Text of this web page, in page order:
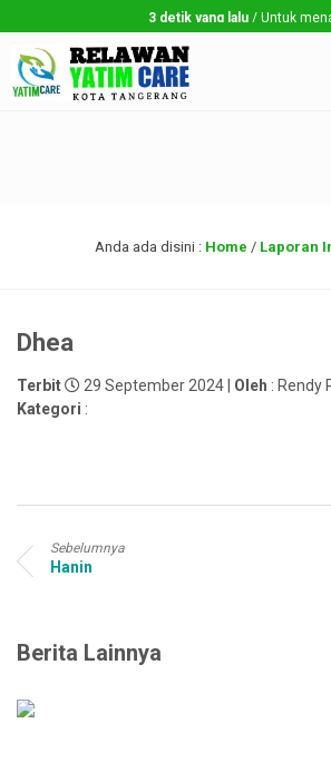
3 detik yang lalu / Untuk
Anda ada disini : Home / Laporan
Dhea
Terbit 29 September 2024 | Oleh : Rendy
Kategori :
Sebelumnya
Hanin
Berita Lainnya